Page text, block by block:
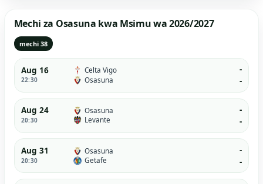
Mechi za Osasuna kwa Msimu wa 2026/2027
mechi 38
Aug 16
22:30
Celta Vigo
Osasuna
-
-
Aug 24
20:30
Osasuna
Levante
-
-
Aug 31
20:30
Osasuna
Getafe
-
-